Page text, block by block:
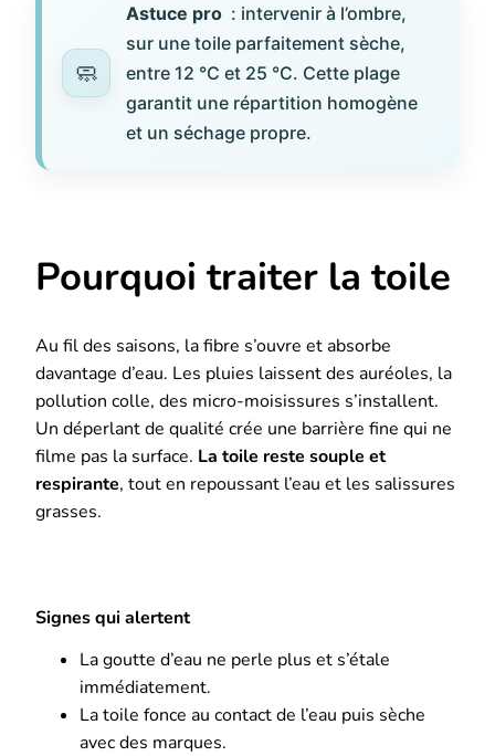
Astuce pro : intervenir à l’ombre,
sur une toile parfaitement sèche,
entre 12 °C et 25 °C. Cette plage
garantit une répartition homogène
et un séchage propre.
Pourquoi traiter la toile
Au fil des saisons, la fibre s’ouvre et absorbe
davantage d’eau. Les pluies laissent des auréoles, la
pollution colle, des micro-moisissures s’installent.
Un déperlant de qualité crée une barrière fine qui ne
filme pas la surface. La toile reste souple et
respirante, tout en repoussant l’eau et les salissures
grasses.
Signes qui alertent
La goutte d’eau ne perle plus et s’étale
immédiatement.
La toile fonce au contact de l’eau puis sèche
avec des marques.